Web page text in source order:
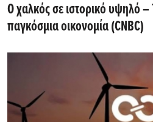
Ο χαλκός σε ιστορικό υψηλό –
παγκόσμια οικονομία (CNBC)